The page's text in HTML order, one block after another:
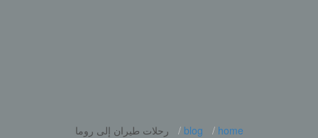
home
blog رحلات طيران إلى روما